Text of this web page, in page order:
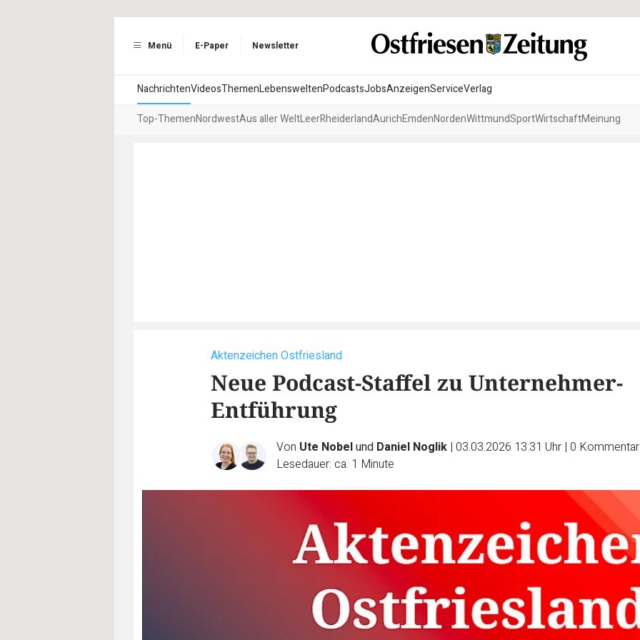
Menü E-Paper Newsletter
NachrichtenVideosThemenLebensweltenPodcastsJobsAnzeigenServiceVerlag
Top-ThemenNordwestAus aller WeltLeerRheiderlandAurichEmdenNordenWittmundSportWirtschaftMeinung
Aktenzeichen Ostfriesland
Neue Podcast-Staffel zu Unternehmer-
Entführung
Von Ute Nobelund Daniel Noglik | 03.03.2026 13:31 Uhr | 0
Lesedauer: ca. 1 Minute